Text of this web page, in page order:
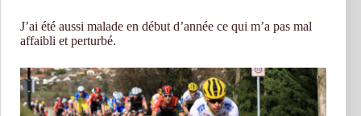
J’ai été aussi malade en début d’année ce qui m’a pas mal
affaibli et perturbé.